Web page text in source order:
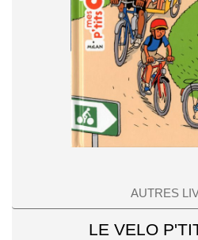
AUTRES
LE VELO